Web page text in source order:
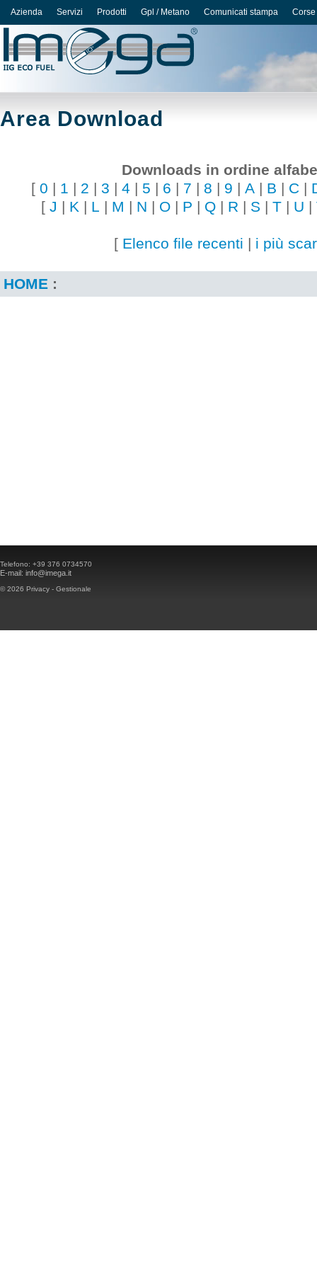
Area Download
Downloads in ordine
[ 0 | 1 | 2 | 3 | 4 | 5 | 6 | 7 | 8 | 9 | A | B | C |
[ J | K | L | M | N | O | P | Q | R | S | T | U |
[ Elenco file recenti | i più
HOME :
Azienda Servizi Prodotti Gpl / Metano Comunicati stampa Corse
Telefono: +39 376 0734570
E-mail: info@imega.it
© 2026 Privacy - Gestionale